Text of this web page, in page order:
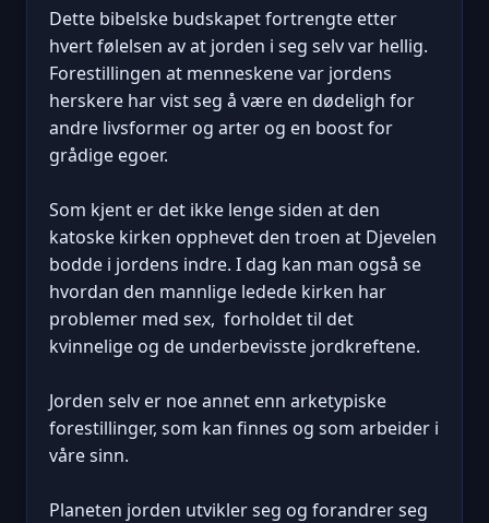
Dette bibelske budskapet fortrengte etter
hvert følelsen av at jorden i seg selv var hellig.
Forestillingen at menneskene var jordens
herskere har vist seg å være en dødeligh for
andre livsformer og arter og en boost for
grådige egoer.
Som kjent er det ikke lenge siden at den
katoske kirken opphevet den troen at Djevelen
bodde i jordens indre. I dag kan man også se
hvordan den mannlige ledede kirken har
problemer med sex, forholdet til det
kvinnelige og de underbevisste jordkreftene.
Jorden selv er noe annet enn arketypiske
forestillinger, som kan finnes og som arbeider i
våre sinn.
Planeten jorden utvikler seg og forandrer seg